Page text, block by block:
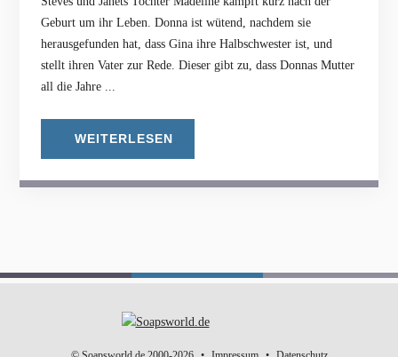
Geburt um ihr Leben. Donna ist wütend, nachdem sie
herausgefunden hat, dass Gina ihre Halbschwester ist, und
stellt ihren Vater zur Rede. Dieser gibt zu, dass Donnas Mutter
all die Jahre ...
WEITERLESEN